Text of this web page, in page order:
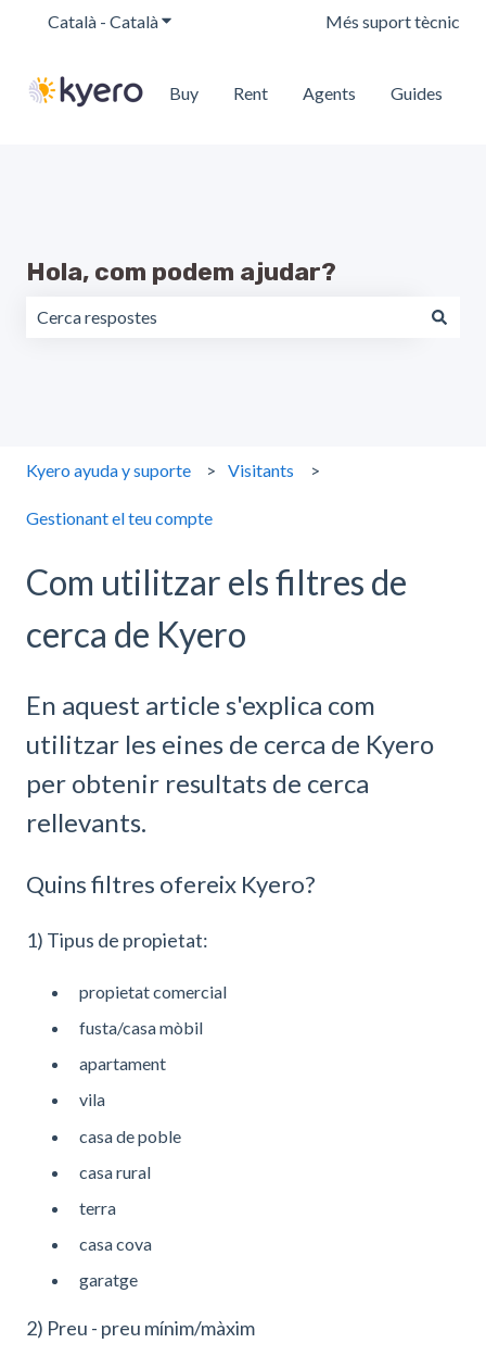
Català - CatalàMostra el menú de les traduccions
Més suport tècnic
Buy Rent Agents Guides
Hola, com podem ajudar?
Kyero ayuda y suporte Visitants
Gestionant el teu compte
Com utilitzar els filtres de
cerca de Kyero
En aquest article s'explica com
utilitzar les eines de cerca de Kyero
per obtenir resultats de cerca
rellevants.
Quins filtres ofereix Kyero?
1) Tipus de propietat:
propietat comercial
fusta/casa mòbil
apartament
vila
casa de poble
casa rural
terra
casa cova
garatge
2) Preu - preu mínim/màxim